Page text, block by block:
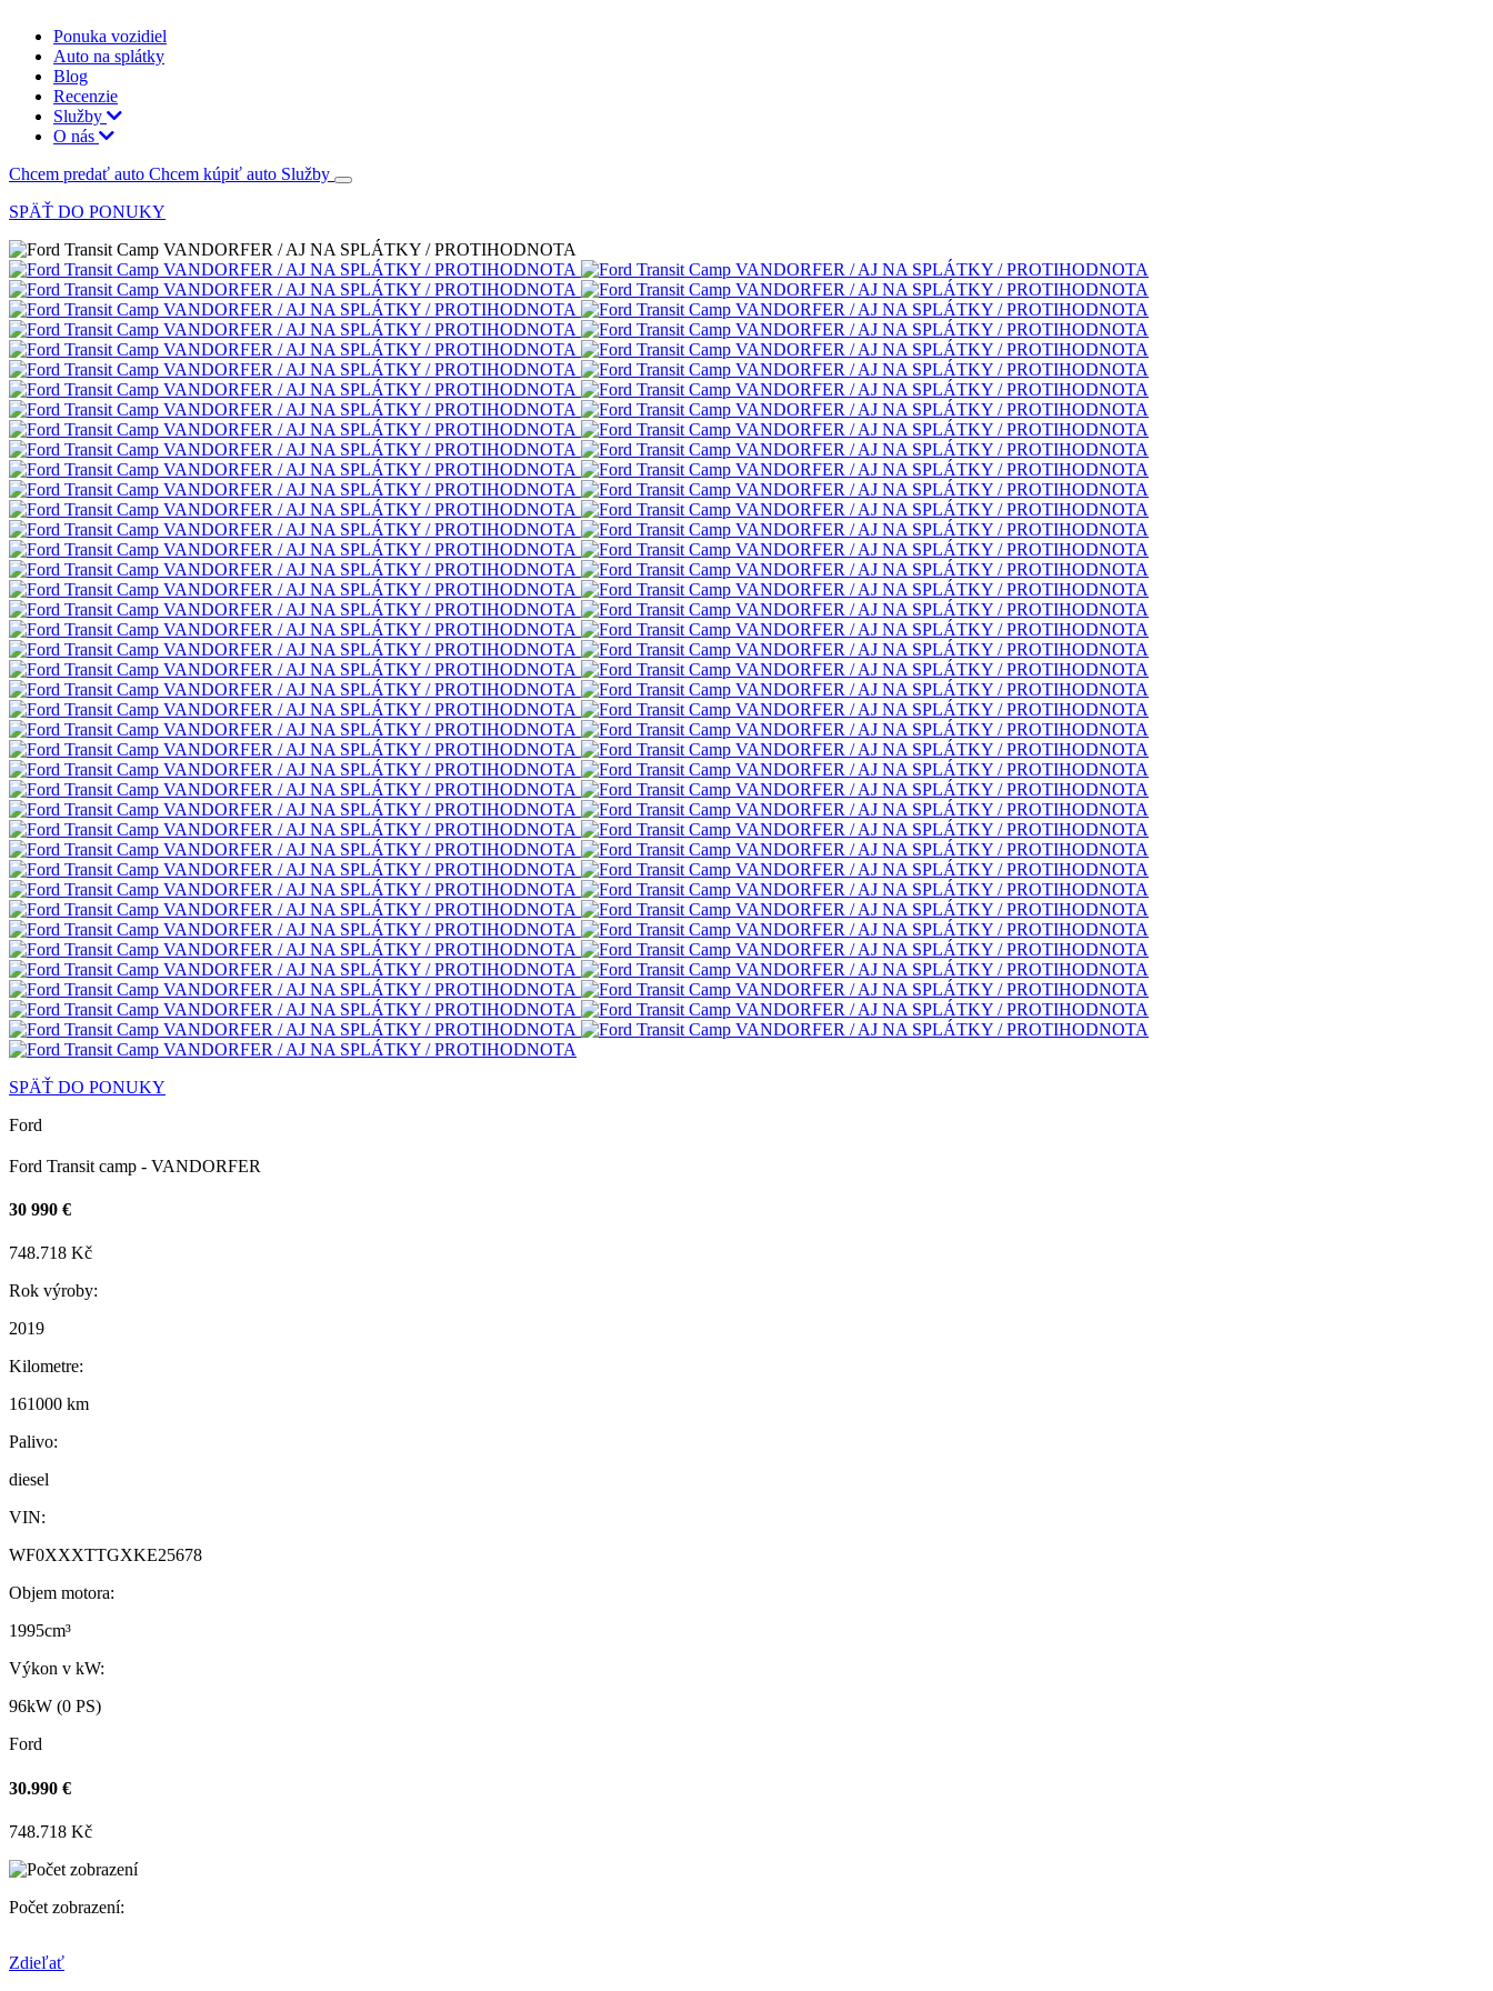
Ponuka vozidiel
Auto na splátky
Blog
Recenzie
Služby
O nás
Chcem predať auto Chcem kúpiť auto Služby
SPÄŤ DO PONUKY
SPÄŤ DO PONUKY
Ford
Ford Transit camp - VANDORFER
30 990 €
748.718 Kč
Rok výroby:
2019
Kilometre:
161000 km
Palivo:
diesel
VIN:
WF0XXXTTGXKE25678
Objem motora:
1995cm³
Výkon v kW:
96kW (0 PS)
Ford
30.990 €
748.718 Kč
Počet zobrazení:
Zdieľať